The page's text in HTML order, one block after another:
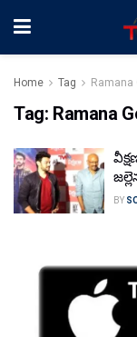
Home Tag Ramana
Tag: Ramana
BY